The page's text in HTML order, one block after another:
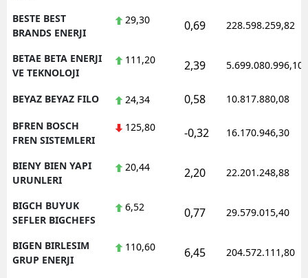
BESTE BEST
BRANDS ENERJI
29,30 0,69 228.598.259,82
BETAE BETA ENERJI
VE TEKNOLOJI
111,20 2,39 5.699.080.996,10
BEYAZ BEYAZ FILO 24,34 0,58 10.817.880,08
BFREN BOSCH
FREN SISTEMLERI
125,80 -0,32 16.170.946,30
BIENY BIEN YAPI
URUNLERI
20,44 2,20 22.201.248,88
BIGCH BUYUK
SEFLER BIGCHEFS
6,52 0,77 29.579.015,40
BIGEN BIRLESIM
GRUP ENERJI
110,60 6,45 204.572.111,80